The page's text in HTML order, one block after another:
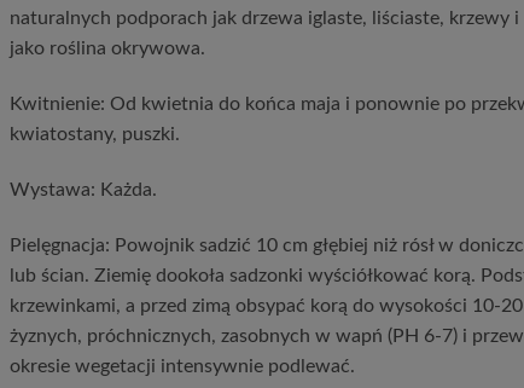
naturalnych podporach jak drzewa iglaste, liściaste, krzewy
jako roślina okrywowa.
Kwitnienie: Od kwietnia do końca maja i ponownie po
kwiatostany, puszki.
Wystawa: Każda.
Pielęgnacja: Powojnik sadzić 10 cm głębiej niż rósł w
lub ścian. Ziemię dookoła sadzonki wyściółkować korą.
krzewinkami, a przed zimą obsypać korą do wysokości 10-
żyznych, próchnicznych, zasobnych w wapń (PH 6-7) i
okresie wegetacji intensywnie podlewać.